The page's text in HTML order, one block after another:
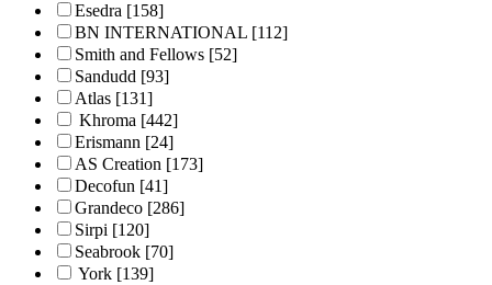
Esedra [158]
BN INTERNATIONAL [112]
Smith and Fellows [52]
Sandudd [93]
Atlas [131]
Khroma [442]
Erismann [24]
AS Creation [173]
Decofun [41]
Grandeco [286]
Sirpi [120]
Seabrook [70]
York [139]